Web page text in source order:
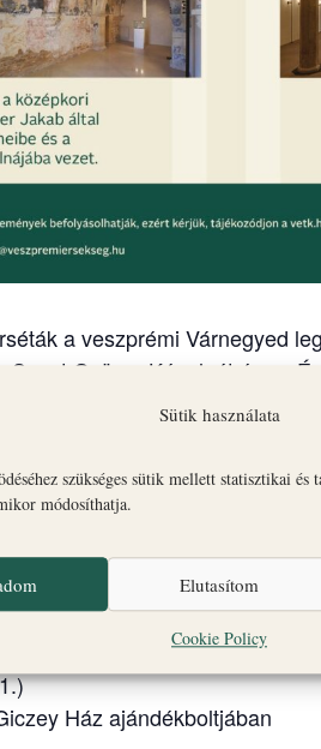
Sütik használata
szükséges sütik mellett statisztikai
módosíthatja.
Elutasítom
Cookie Policy
a veszprémi Várnegyed
György Kápolnát és az
vezetett várséta:
és Gizella Kápolna
Érseki Palota és Gizella
altemplom és
Palota kertje.
Ház ajándékboltjában